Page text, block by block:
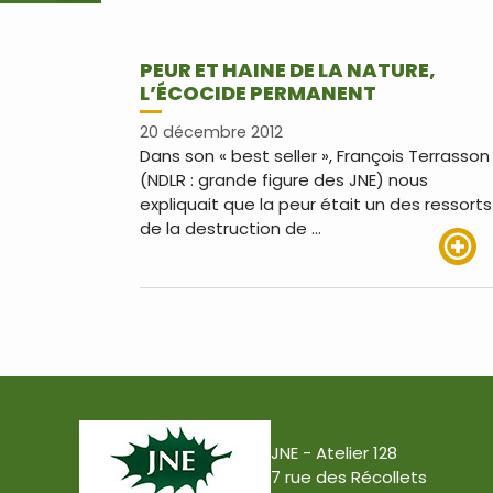
PEUR ET HAINE DE LA NATURE,
L’ÉCOCIDE PERMANENT
20 décembre 2012
Dans son « best seller », François Terrasson
(NDLR : grande figure des JNE) nous
expliquait que la peur était un des ressorts
de la destruction de …
JNE - Atelier 128
7 rue des Récollets